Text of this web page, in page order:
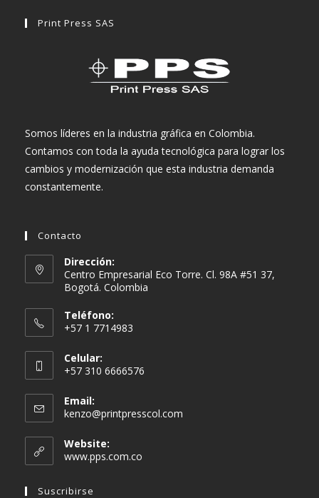
Print Press SAS
Somos líderes en la industria gráfica en Colombia.
Contamos con toda la ayuda tecnológica para lograr los
cambios y modernización que esta industria demanda
constantemente.
Contacto
Dirección:
Centro Empresarial Eco Torre. Cl. 98A #51 37,
Bogotá. Colombia
Teléfono:
+57 1 7714983
Celular:
+57 310 6666576
Email:
kenzo@printpresscol.com
Website:
www.pps.com.co
Suscribirse